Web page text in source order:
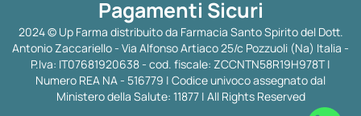
Pagamenti Sicuri
2024 © Up Farma distribuito da Farmacia Santo Spirito del Dott.
Antonio Zaccariello - Via Alfonso Artiaco 25/c Pozzuoli (Na) Italia -
P.Iva: IT07681920638 - cod. fiscale: ZCCNTN58R19H978T |
Numero REA NA - 516779 | Codice univoco assegnato dal
Ministero della Salute: 11877 | All Rights Reserved